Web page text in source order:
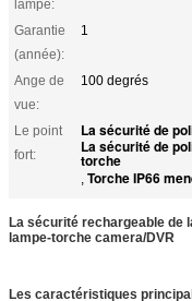
lampe:
Garantie
(année):
1
Ange de
vue:
100 degrés
Le point
fort:
La sécurité de
La sécurité de
torche
, Torche IP66
La sécurité rechargeable de
lampe-torche camera/DVR
Les caractéristiques